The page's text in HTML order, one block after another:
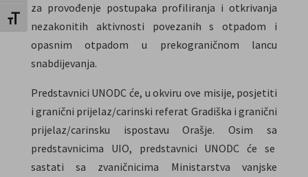
Toggle Font size
za provođenje postupaka profiliranja i otkrivanja
nezakonitih aktivnosti povezanih s otpadom i
opasnim otpadom u prekograničnom lancu
snabdijevanja.
Predstavnici UNODC će, u okviru ove misije, posjetiti
i granični prijelaz/carinski referat Gradiška i granični
prijelaz/carinsku ispostavu Orašje. Osim sa
predstavnicima UIO, predstavnici UNODC će se
sastati sa zvaničnicima Ministarstva vanjske